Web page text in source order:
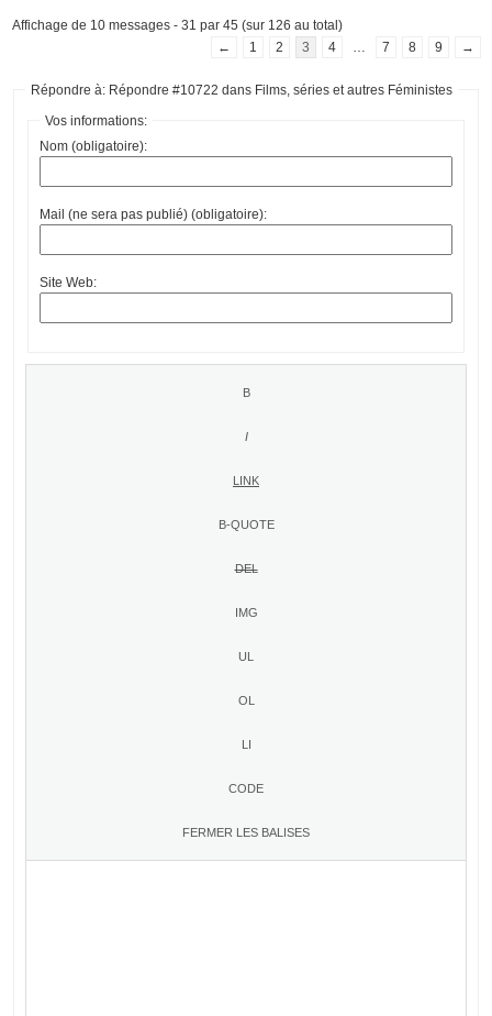
Affichage de 10 messages - 31 par 45 (sur 126 au total)
←
1 2 3 4 7 8 9 →
Répondre à: Répondre #10722 dans Films, séries et autres Féministes
Vos informations:
Nom (obligatoire):
Mail (ne sera pas publié) (obligatoire):
Site Web: